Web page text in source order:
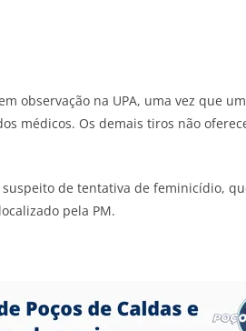
observação na UPA, uma vez que
médicos. Os demais tiros não
de tentativa de feminicídio,
pela PM.